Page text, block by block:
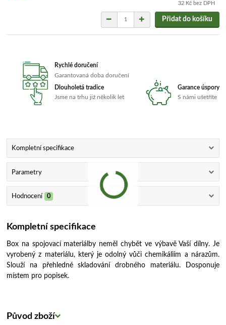
32 Kč bez DPH
Přidat do košíku
Rychlé doručení
Garantovaná doba doručení
Dlouholetá tradice
Jsme na trhu již několik let
Garance úspory
S námi ušetříte
Kompletní specifikace
Parametry
Hodnocení 0
Kompletní specifikace
Box na spojovací materiálby neměl chybět ve výbavě Vaší dílny. Je
vyrobený z materiálu, který je odolný vůči chemikáliím a nárazům.
Slouží na přehledné skladování drobného materiálu. Dosponuje
místem pro popisek.
Původ zboží